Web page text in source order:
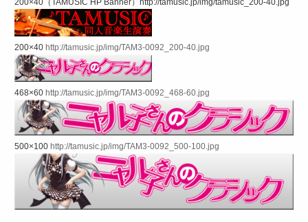
200×40（TAMUSIC HP Banner）http://tamusic.jp/img/tamusic_200-40.jpg
200×40 http://tamusic.jp/img/TAM3-0092_200-40.jpg
468×60 http://tamusic.jp/img/TAM3-0092_468-60.jpg
500×100 http://tamusic.jp/img/TAM3-0092_500-100.jpg